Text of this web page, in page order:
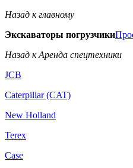
Назад к главному
Экскаваторы погрузчики
Назад к Аренда спецтехники
JCB
Caterpillar (CAT)
New Holland
Terex
Case